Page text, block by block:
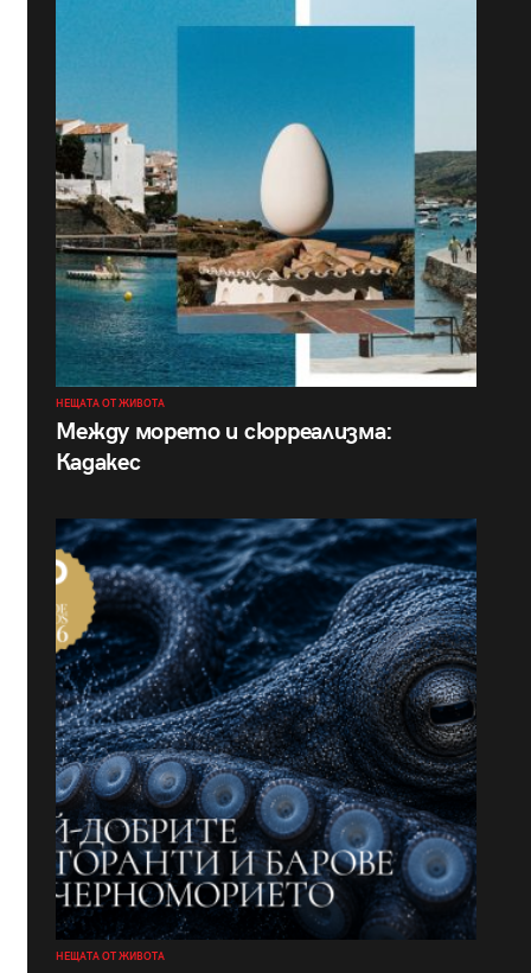
НЕЩАТА ОТ ЖИВОТА
Между морето и сюрреализма:
Кадакес
НЕЩАТА ОТ ЖИВОТА